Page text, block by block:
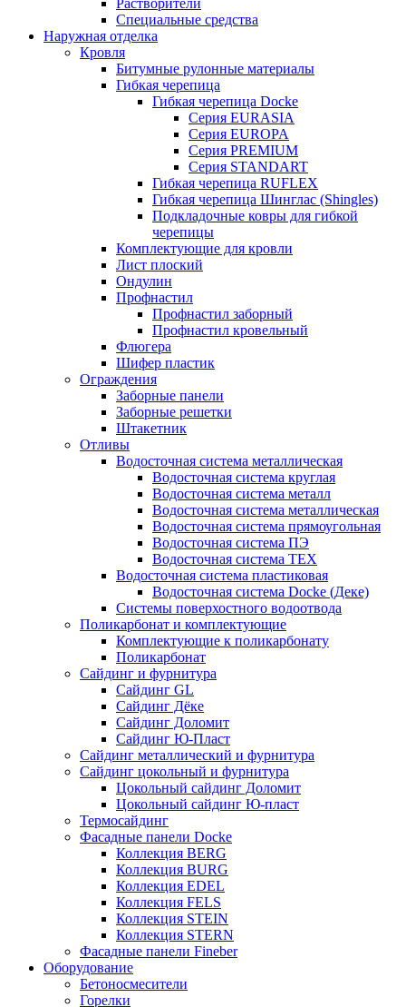
Специальные средства
Наружная отделка
Кровля
Битумные рулонные материалы
Гибкая черепица
Гибкая черепица Docke
Серия EURASIA
Серия EUROPA
Серия PREMIUM
Серия STANDART
Гибкая черепица RUFLEX
Гибкая черепица Шинглас (Shingles)
Подкладочные ковры для гибкой
черепицы
Комплектующие для кровли
Лист плоский
Ондулин
Профнастил
Профнастил заборный
Профнастил кровельный
Флюгера
Шифер пластик
Ограждения
Заборные панели
Заборные решетки
Штакетник
Отливы
Водосточная система металлическая
Водосточная система круглая
Водосточная система металл
Водосточная система металлическая
Водосточная система прямоугольная
Водосточная система ПЭ
Водосточная система ТЕХ
Водосточная система пластиковая
Водосточная система Docke (Деке)
Системы поверхостного водоотвода
Поликарбонат и комплектующие
Комплектующие к поликарбонату
Поликарбонат
Сайдинг и фурнитура
Сайдинг GL
Сайдинг Дёке
Сайдинг Доломит
Сайдинг Ю-Пласт
Сайдинг металлический и фурнитура
Сайдинг цокольный и фурнитура
Цокольный сайдинг Доломит
Цокольный сайдинг Ю-пласт
Термосайдинг
Фасадные панели Docke
Коллекция BERG
Коллекция BURG
Коллекция EDEL
Коллекция FELS
Коллекция STEIN
Коллекция STERN
Фасадные панели Fineber
Оборудование
Бетоносмесители
Горелки